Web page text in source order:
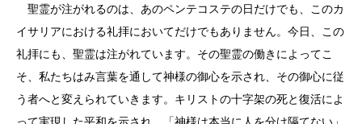
聖霊が注がれるのは、あのペンテコステの日だけでも、このカ
イサリアにおける礼拝においてだけでもありません。今日、この
礼拝にも、聖霊は注がれています。その聖霊の働きによってこ
そ、私たちはみ言葉を通して神様の御心を示され、その御心に従
う者へと変えられていきます。キリストの十字架の死と復活によ
って実現した平和を示され、「神様は本当に人を分け隔てない」